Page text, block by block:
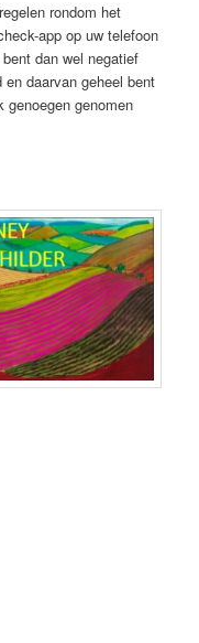
rondom het
app op uw telefoon
dan wel negatief
daarvan geheel bent
genoegen genomen